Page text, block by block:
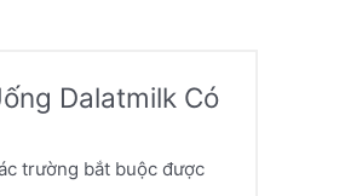
Dalatmilk Có
trường bắt buộc được